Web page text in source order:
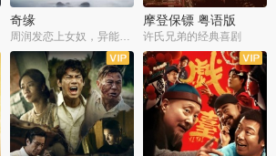
奇缘
周润发恋上女奴，异能护体战邪派
摩登保镖 粤语版
许氏兄弟的经典喜剧